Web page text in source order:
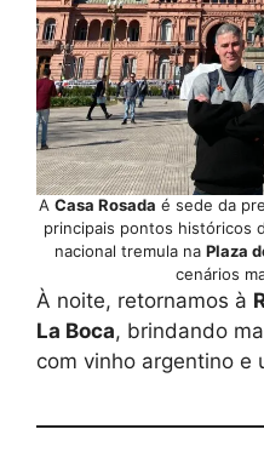
A Casa Rosada é sede da
principais pontos históricos
nacional tremula na Plaza
cenários
À noite, retornamos à
La Boca, brindando
com vinho argentino e